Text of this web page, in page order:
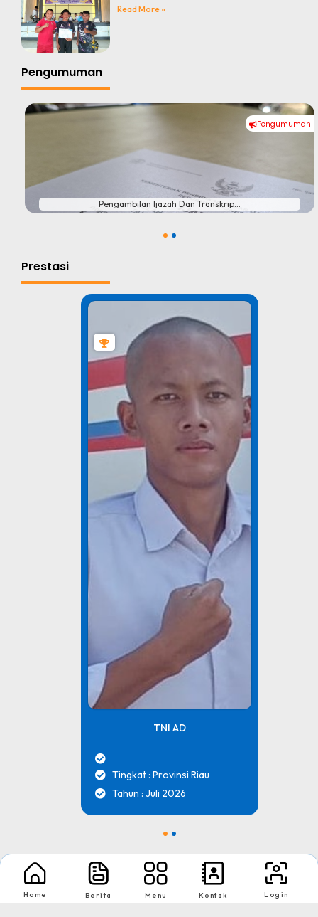
Read More »
Pengumuman
Pengumuman
#
Pengambilan Ijazah Dan Transkrip...
Prestasi
TNI AD
Tingkat : Provinsi Riau
Tahun : Juli 2026
Nikmati Cara Mudah dan Menyenangkan Ketika Membaca Buku, Update
Informasi Sekolah Hanya Dalam Genggaman
Home Berita Menu Kontak Login